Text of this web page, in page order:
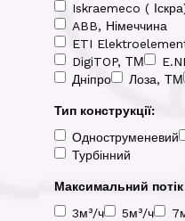
Iskraemeco (
ABB, Німеччина
ETI
DigiTOP, ТМ
Дніпро
Лоза, ТМ
Тип конструкції:
Одноструменевий
Турбінний
Максимальний
3м³/ч
5м³/ч